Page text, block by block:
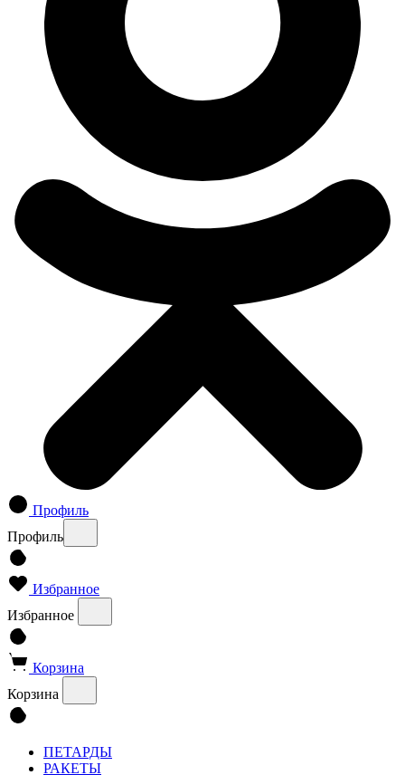
Профиль
Профиль
Избранное
Избранное
Корзина
Корзина
ПЕТАРДЫ
РАКЕТЫ